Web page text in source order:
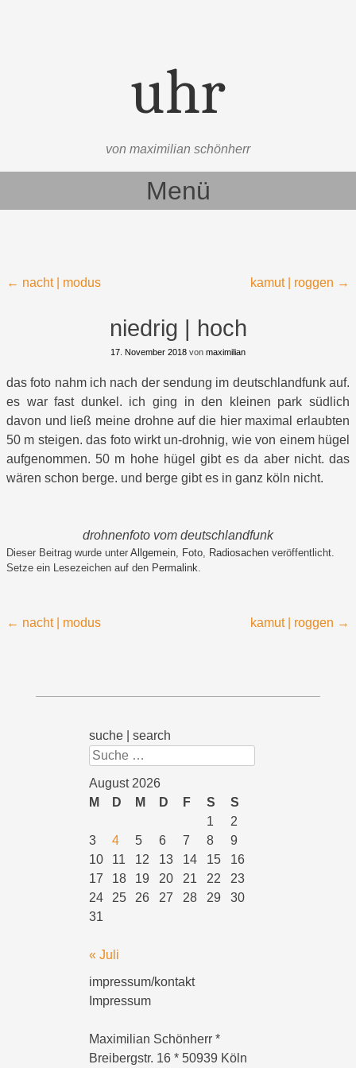
uhr
von maximilian schönherr
Menü
Beitragsnavigation
← nacht | modus kamut | roggen →
niedrig | hoch
17. November 2018 von maximilian
das foto nahm ich nach der sendung im deutschlandfunk auf.
es war fast dunkel. ich ging in den kleinen park südlich
davon und ließ meine drohne auf die hier maximal erlaubten
50 m steigen. das foto wirkt un-drohnig, wie von einem hügel
aufgenommen. 50 m hohe hügel gibt es da aber nicht. das
wären schon berge. und berge gibt es in ganz köln nicht.
drohnenfoto vom deutschlandfunk
Dieser Beitrag wurde unter Allgemein, Foto, Radiosachen veröffentlicht.
Setze ein Lesezeichen auf den Permalink.
Beitragsnavigation
← nacht | modus kamut | roggen →
suche | search
Suchen
August 2026
M
D M D F S
S
1
2
3
4 5 6 7 8
9
10
11 12 13 14 15
16
17
18 19 20 21 22
23
24
25 26 27 28 29
30
31
« Juli
impressum/kontakt
Impressum
Maximilian Schönherr *
Breibergstr. 16 * 50939 Köln